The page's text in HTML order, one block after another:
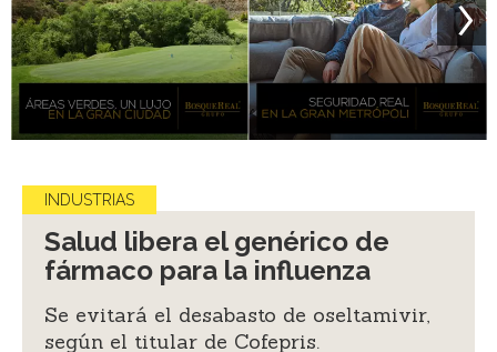
INDUSTRIAS
Salud libera el genérico de
fármaco para la influenza
Se evitará el desabasto de oseltamivir,
según el titular de Cofepris.